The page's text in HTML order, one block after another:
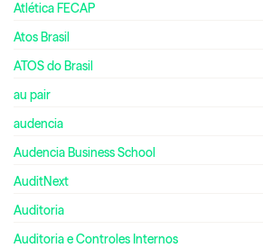
Atlética FECAP
Atos Brasil
ATOS do Brasil
au pair
audencia
Audencia Business School
AuditNext
Auditoria
Auditoria e Controles Internos